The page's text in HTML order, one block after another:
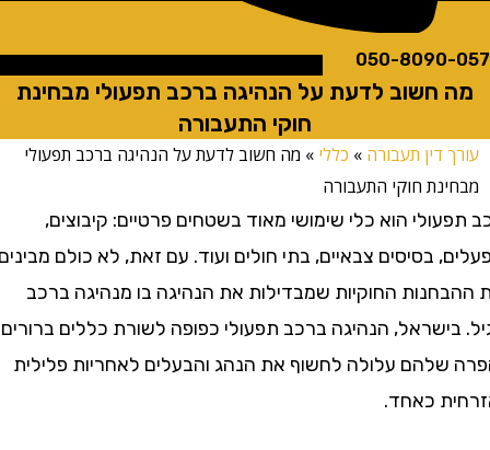
050-
חשוב לדעת על הנהיגה ברכב תפעולי מבחינת
חוקי התעבורה
דין תעבורה»כללי»מה חשוב לדעת על הנהיגה ברכב תפעולי
חוקי התעבורה
הוא כלי שימושי מאוד בשטחים פרטיים: קיבוצים,
בסיסים צבאיים, בתי חולים ועוד. עם זאת, לא כולם מבינים
החוקיות שמבדילות את הנהיגה בו מנהיגה ברכב
הנהיגה ברכב תפעולי כפופה לשורת כללים ברורים –
עלולה לחשוף את הנהג והבעלים לאחריות פלילית
כאחד.